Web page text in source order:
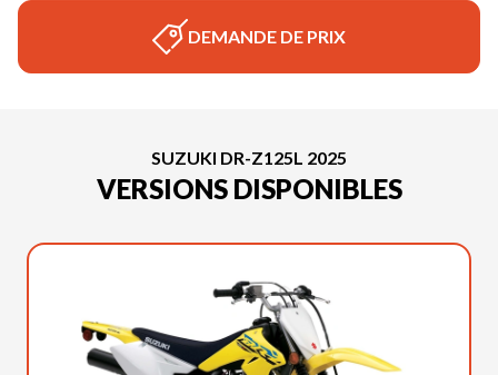
DEMANDE DE PRIX
SUZUKI DR-Z125L 2025
VERSIONS DISPONIBLES